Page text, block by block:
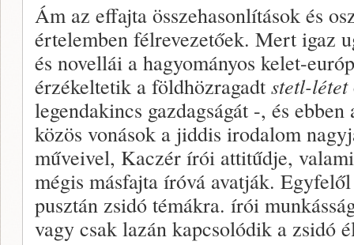
Ám az effajta összehasonlítások és
értelemben félrevezetőek. Mert igaz
és novellái a hagyományos kelet-
érzékeltetik a földhözragadt stetl-létet
legendakincs gazdagságát -, és
közös vonások a jiddis irodalom
műveivel, Kaczér írói attitűdje,
mégis másfajta íróvá avatják.
pusztán zsidó témákra. írói
vagy csak lazán kapcsolódik a zsidó